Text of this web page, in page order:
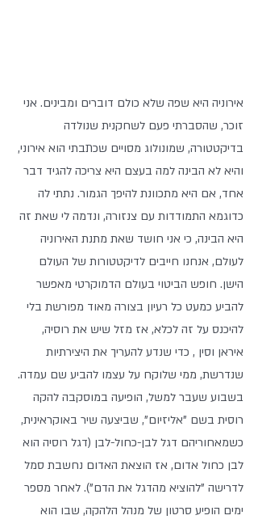
אירוניה היא שפה שלא כולם דוברים ומבינים. אני
זוכר, שהסברתי פעם לשחקנית שנולדה
בדיקטטורה, שמונולוג מסויים שכתבתי הוא אירוני,
והיא לא הבינה למה בעצם היא צריכה להגיד דבר
אחד, אם היא מתכוונת להיפך הגמור. נתתי לה
כדוגמא התמודדות עם צנזורה, ונדמה לי שאת זה
היא הבינה, כי אני חושד שאת מתנת האירוניה
לעולם, אנחנו חייבים לדיקטטורות של העולם
הישן. חופש הביטוי בעולם הדמוקרטי מאפשר
להביע כמעט כל רעיון בצורה מאוד מפורשת בלי
להיכנס על זה לכלא, אז מזל שיש את רוסיה,
איראן וסין , כדי שנדע להעריך את היצירתיות
שנדרשת, ממי שלוקח על עצמו להביע שם עמדה.
בשבוע שעבר למשל, הופיעה במוסקבה להקה
רוסית בשם "אליזיום", שביצעה שיר באוקראינית,
כשמאחוריהם דגל לבן-כחול-לבן (דגל רוסיה הוא
לבן כחול אדום, אז הוצאת האדום נחשבת סמל
לדרישה "להוציא מהדגל את הדם"). לאחר מספר
ימים הופיע סרטון של מנהל הלהקה, שבו הוא